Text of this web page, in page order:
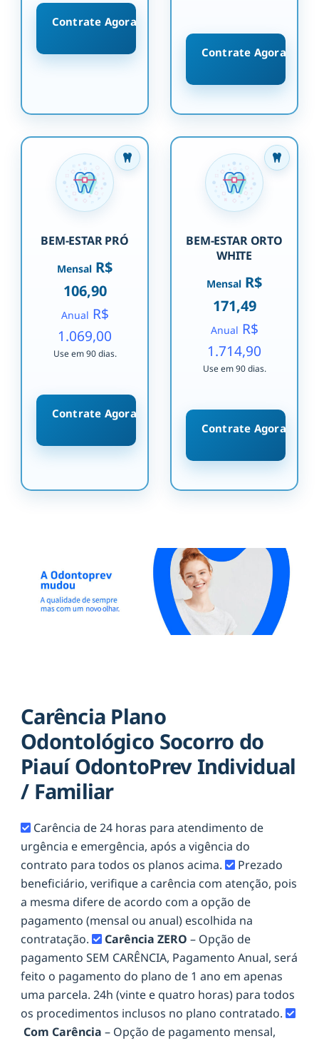
Contrate Agora
Contrate Agora
BEM-ESTAR PRÓ
Mensal R$
106,90
Anual R$
1.069,00
Use em 90 dias.
Contrate Agora
BEM-ESTAR ORTO
WHITE
Mensal R$
171,49
Anual R$
1.714,90
Use em 90 dias.
Contrate Agora
Carência Plano
Odontológico Socorro do
Piauí OdontoPrev Individual
/ Familiar
Carência de 24 horas para atendimento de
urgência e emergência, após a vigência do
contrato para todos os planos acima.
Prezado
beneficiário, verifique a carência com atenção, pois
a mesma difere de acordo com a opção de
pagamento (mensal ou anual) escolhida na
contratação.
Carência ZERO – Opção de
pagamento SEM CARÊNCIA, Pagamento Anual, será
feito o pagamento do plano de 1 ano em apenas
uma parcela. 24h (vinte e quatro horas) para todos
os procedimentos inclusos no plano contratado.
Com Carência – Opção de pagamento mensal,